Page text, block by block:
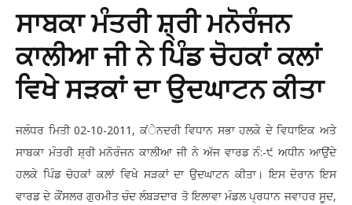
ਸਾਬਕਾ ਮੰਤਰੀ ਸ਼੍ਰੀ ਮਨੋਰੰਜਨ
ਕਾਲੀਆ ਜੀ ਨੇ ਪਿੰਡ ਚੋਹਕਾਂ ਕਲਾਂ
ਵਿਖੇ ਸੜਕਾਂ ਦਾ ਉਦਘਾਟਨ ਕੀਤਾ
ਜਲੰਧਰ ਮਿਤੀ 02-10-2011, ਕਂੇਨਦਰੀ ਵਿਧਾਨ ਸਭਾ ਹਲਕੇ ਦੇ ਵਿਧਾਇਕ ਅਤੇ
ਸਾਬਕਾ ਮੰਤਰੀ ਸ਼੍ਰੀ ਮਨੋਰੰਜਨ ਕਾਲੀਆ ਜੀ ਨੇ ਅੱਜ ਵਾਰਡ ਨੰ:-੯ ਅਧੀਨ ਆਉਂਦੇ
ਹਲਕੇ ਪਿੰਡ ਚੋਹਕਾਂ ਕਲਾਂ ਵਿਖੇ ਸੜਕਾਂ ਦਾ ਉਦਘਾਟਨ ਕੀਤਾ। ਇਸ ਦੋਰਾਨ ਇਸ
ਵਾਰਡ ਦੇ ਕੌਂਸਲਰ ਗੁਰਮੀਤ ਚੰਦ ਲੰਬੜਦਾਰ ਤੋ ਇਲਾਵਾ ਮੰਡਲ ਪ੍ਰਧਾਨ ਜਵਾਹਰ ਸੂਦ,